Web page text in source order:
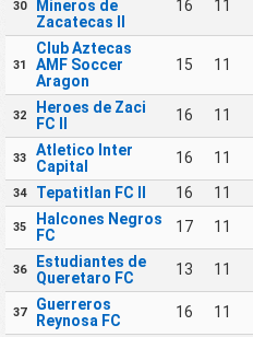
30
Mineros de
Zacatecas II
16 11
31
Club Aztecas
AMF Soccer
Aragon
15 11
32
Heroes de Zaci
FC II
16 11
33
Atletico Inter
Capital
16 11
34 Tepatitlan FC II 16 11
35
Halcones Negros
FC
17 11
36
Estudiantes de
Queretaro FC
13 11
37
Guerreros
Reynosa FC
16 11